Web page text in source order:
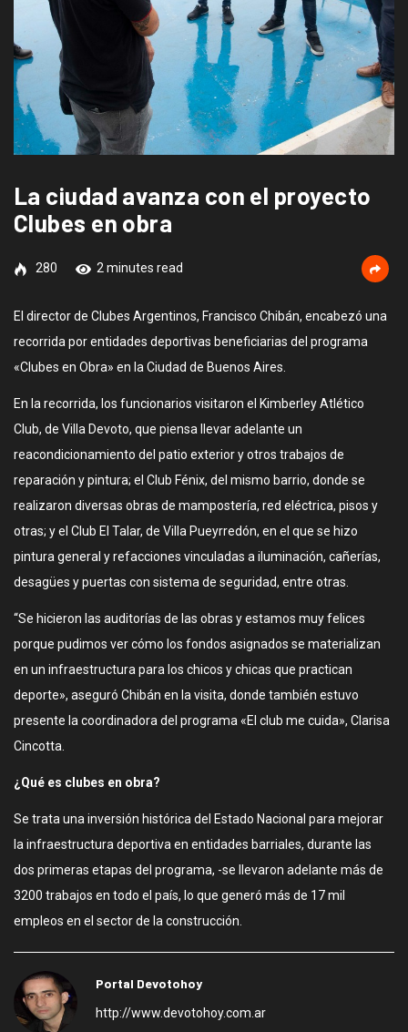
La ciudad avanza con el proyecto
Clubes en obra
280 2 minutes read
El director de Clubes Argentinos, Francisco Chibán, encabezó una
recorrida por entidades deportivas beneficiarias del programa
«Clubes en Obra» en la Ciudad de Buenos Aires.
En la recorrida, los funcionarios visitaron el Kimberley Atlético
Club, de Villa Devoto, que piensa llevar adelante un
reacondicionamiento del patio exterior y otros trabajos de
reparación y pintura; el Club Fénix, del mismo barrio, donde se
realizaron diversas obras de mampostería, red eléctrica, pisos y
otras; y el Club El Talar, de Villa Pueyrredón, en el que se hizo
pintura general y refacciones vinculadas a iluminación, cañerías,
desagües y puertas con sistema de seguridad, entre otras.
“Se hicieron las auditorías de las obras y estamos muy felices
porque pudimos ver cómo los fondos asignados se materializan
en un infraestructura para los chicos y chicas que practican
deporte», aseguró Chibán en la visita, donde también estuvo
presente la coordinadora del programa «El club me cuida», Clarisa
Cincotta.
¿Qué es clubes en obra?
Se trata una inversión histórica del Estado Nacional para mejorar
la infraestructura deportiva en entidades barriales, durante las
dos primeras etapas del programa, -se llevaron adelante más de
3200 trabajos en todo el país, lo que generó más de 17 mil
empleos en el sector de la construcción.
Portal Devotohoy
http://www.devotohoy.com.ar